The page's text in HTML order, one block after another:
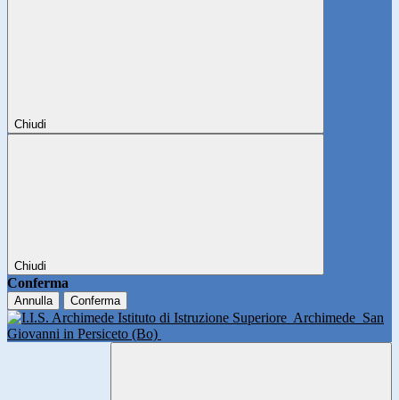
Chiudi
Chiudi
Conferma
Annulla Conferma
Istituto di Istruzione Superiore Archimede San
Giovanni in Persiceto (Bo)